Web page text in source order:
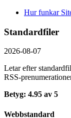
Hur funkar
Standardfiler
2026-08-07
Letar efter
RSS-
Betyg: 4.95 av 5
Webbstandard